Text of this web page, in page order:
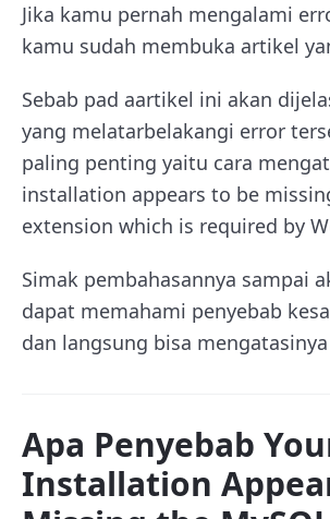
Jika kamu pernah mengalami
kamu sudah membuka artikel
Sebab pad aartikel ini akan
yang melatarbelakangi error
paling penting yaitu cara
installation appears to be
extension which is required by
Simak pembahasannya sampai
dapat memahami penyebab
dan langsung bisa
Apa Penyebab
Installation